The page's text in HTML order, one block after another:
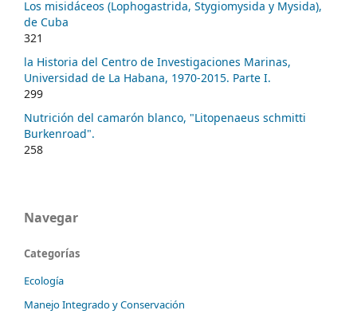
Los misidáceos (Lophogastrida, Stygiomysida y Mysida),
de Cuba
321
la Historia del Centro de Investigaciones Marinas,
Universidad de La Habana, 1970-2015. Parte I.
299
Nutrición del camarón blanco, "Litopenaeus schmitti
Burkenroad".
258
Navegar
Categorías
Ecología
Manejo Integrado y Conservación